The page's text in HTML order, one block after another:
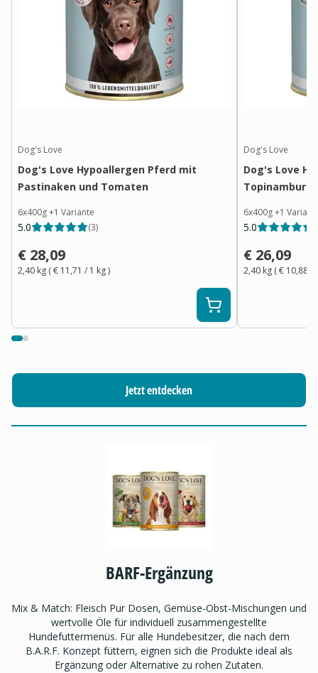
Dog's Love
Dog's Love Hypoallergen Pferd mit
Pastinaken und Tomaten
6x400g+1 Variante
5.0 (3)
€ 28,09
2,40 kg (€ 11,71 / 1 kg)
Dog's Love
Dog's Love
Topinambur
6x400g+1
5.0
€ 26,09
2,40 kg (€ 10,88
Jetzt entdecken
BARF-Ergänzung
Mix & Match: Fleisch Pur Dosen, Gemüse-Obst-Mischungen und
wertvolle Öle für individuell zusammengestellte
Hundefuttermenüs. Für alle Hundebesitzer, die nach dem
B.A.R.F. Konzept füttern, eignen sich die Produkte ideal als
Ergänzung oder Alternative zu rohen Zutaten.